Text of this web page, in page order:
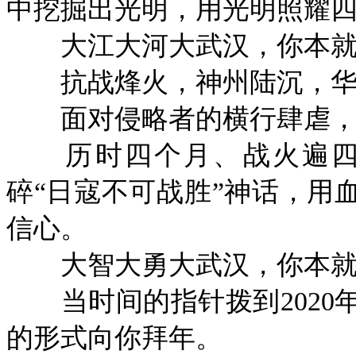
中挖掘出光明，用光明照耀
大江大河大武汉，你本就
抗战烽火，神州陆沉，华
面对侵略者的横行肆虐，
历时四个月、战火遍四
碎“日寇不可战胜”神话，用
信心。
大智大勇大武汉，你本就
当时间的指针拨到2020年
的形式向你拜年。